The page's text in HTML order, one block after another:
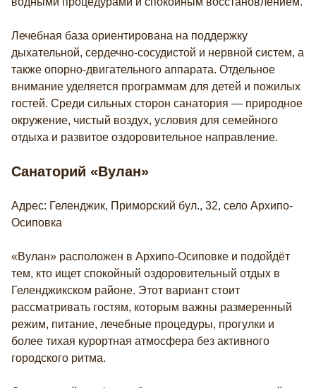
Лечебная база ориентирована на поддержку
дыхательной, сердечно-сосудистой и нервной систем, а
также опорно-двигательного аппарата. Отдельное
внимание уделяется программам для детей и пожилых
гостей. Среди сильных сторон санатория — природное
окружение, чистый воздух, условия для семейного
отдыха и развитое оздоровительное направление.
Санаторий «Вулан»
Адрес: Геленджик, Приморский бул., 32, село Архипо-
Осиповка
«Вулан» расположен в Архипо-Осиповке и подойдёт
тем, кто ищет спокойный оздоровительный отдых в
Геленджикском районе. Этот вариант стоит
рассматривать гостям, которым важны размеренный
режим, питание, лечебные процедуры, прогулки и
более тихая курортная атмосфера без активного
городского ритма.